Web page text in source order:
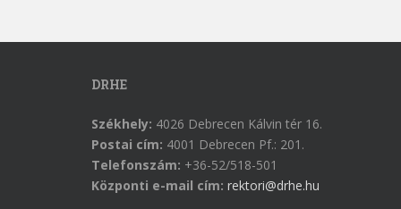
DRHE
Székhely: 4026 Debrecen Kálvin tér 16.
Postai cím: 4001 Debrecen Pf.: 201.
Telefonszám: +36-52/518-501
Központi e-mail cím: rektori@drhe.hu